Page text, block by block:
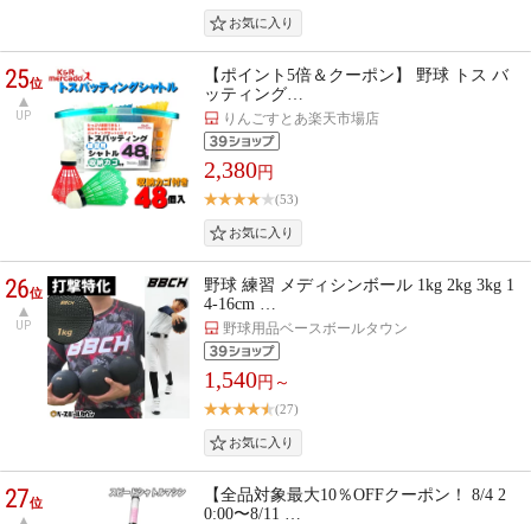
25位
UP
【ポイント5倍＆クーポン】 野球 トス バ
ッティング…
りんごすとあ楽天市場店
2,380円
(53)
26位
UP
野球 練習 メディシンボール 1kg 2kg 3kg 1
4-16cm …
野球用品ベースボールタウン
1,540円～
(27)
27位
【全品対象最大10％OFFクーポン！ 8/4 2
0:00〜8/11 …